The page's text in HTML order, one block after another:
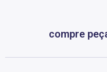
compre